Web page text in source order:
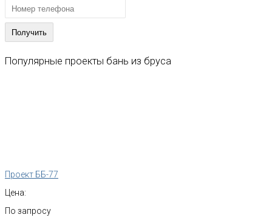
Популярные проекты бань из бруса
Проект ББ-77
Цена:
По запросу